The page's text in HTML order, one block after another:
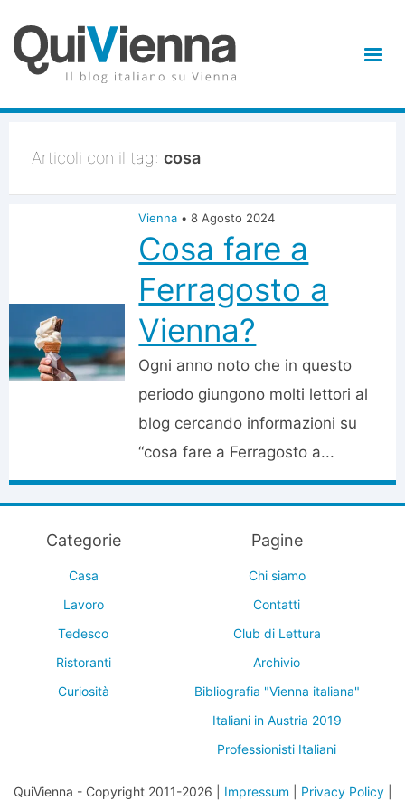
Articoli con il tag: cosa
Vienna • 8 Agosto 2024
Cosa fare a
Ferragosto a
Vienna?
Ogni anno noto che in questo
periodo giungono molti lettori al
blog cercando informazioni su
“cosa fare a Ferragosto a...
Categorie
Casa
Lavoro
Tedesco
Ristoranti
Curiosità
Pagine
Chi siamo
Contatti
Club di Lettura
Archivio
Bibliografia "Vienna italiana"
Italiani in Austria 2019
Professionisti Italiani
QuiVienna - Copyright 2011-2026 | Impressum Privacy Policy|